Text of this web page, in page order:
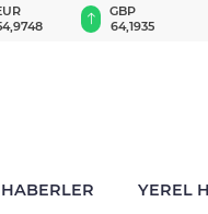
GBP
64,1935
YEREL